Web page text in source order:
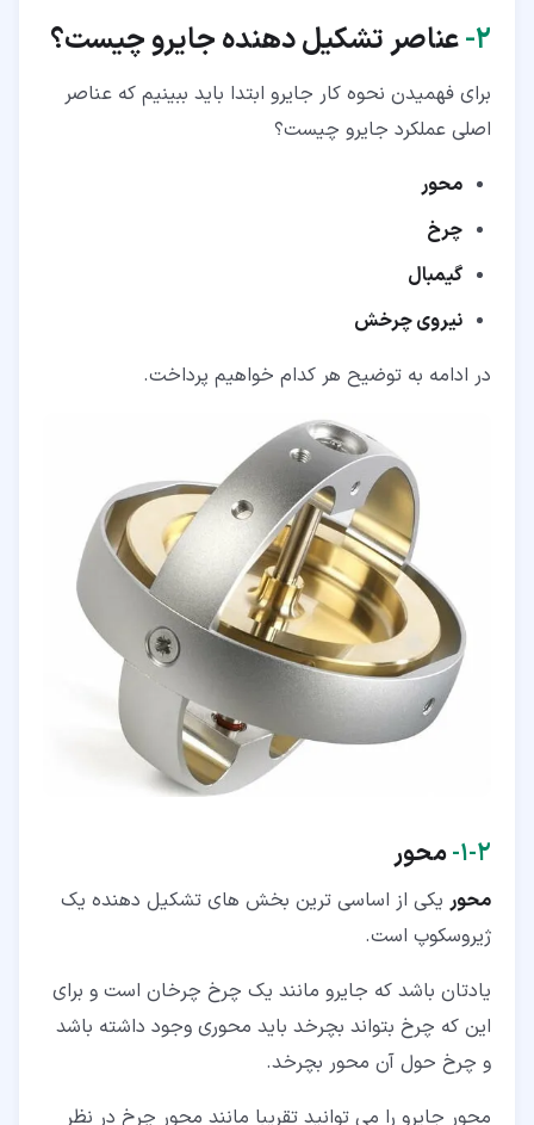
۲‏- عناصر تشکیل دهنده جایرو چیست؟
برای فهمیدن نحوه کار جایرو ابتدا باید ببینیم که عناصر
اصلی عملکرد جایرو چیست؟
محور
چرخ
گیمبال
نیروی چرخش
در ادامه به توضیح هر کدام خواهیم پرداخت.
۲‏-‏۱‏- محور
محور یکی از اساسی ترین بخش های تشکیل دهنده یک
ژیروسکوپ است.
یادتان باشد که جایرو مانند یک چرخ چرخان است و برای
این که چرخ بتواند بچرخد باید محوری وجود داشته باشد
و چرخ حول آن محور بچرخد.
محور جایرو را می توانید تقریبا مانند محور چرخ در نظر